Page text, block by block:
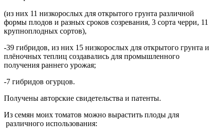
(из них 11 низкорослых для открытого грунта различной
формы плодов и разных сроков созревания, 3 сорта черри, 11
крупноплодных сортов),
-39 гибридов, из них 15 низкорослых для открытого грунта и
плёночных теплиц создавались для промышленного
получения раннего урожая;
-7 гибридов огурцов.
Получены авторские свидетельства и патенты.
Из семян моих томатов можно вырастить плоды для
различного использования: